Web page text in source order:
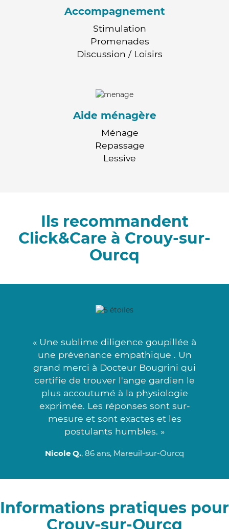
Accompagnement
Stimulation
Promenades
Discussion / Loisirs
Aide ménagère
Ménage
Repassage
Lessive
Ils recommandent
Click&Care à Crouy-sur-
Ourcq
« Une sublime diligence goupillée à
une prévenance empathique . Un
grand merci à Docteur Bougrini qui
certifie de trouver l'ange gardien le
plus accoutumé à la physiologie
exprimée. Les réponses sont sur-
mesure et sont exactes et les
postulants humbles. »
Nicole Q., 86 ans, Mareuil-sur-Ourcq
Informations pratiques pour
Crouy-sur-Ourcq